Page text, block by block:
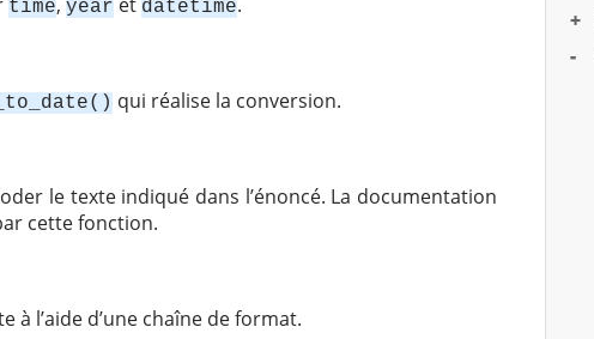
time year datetime
qui réalise la conversion.
le texte indiqué dans l’énoncé. La documentation
cette fonction.
à l’aide d’une chaîne de format.